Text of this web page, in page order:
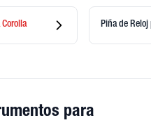
Corolla Piña de Reloj
para